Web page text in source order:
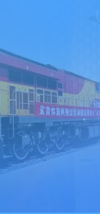
好发展 甘肃上半年